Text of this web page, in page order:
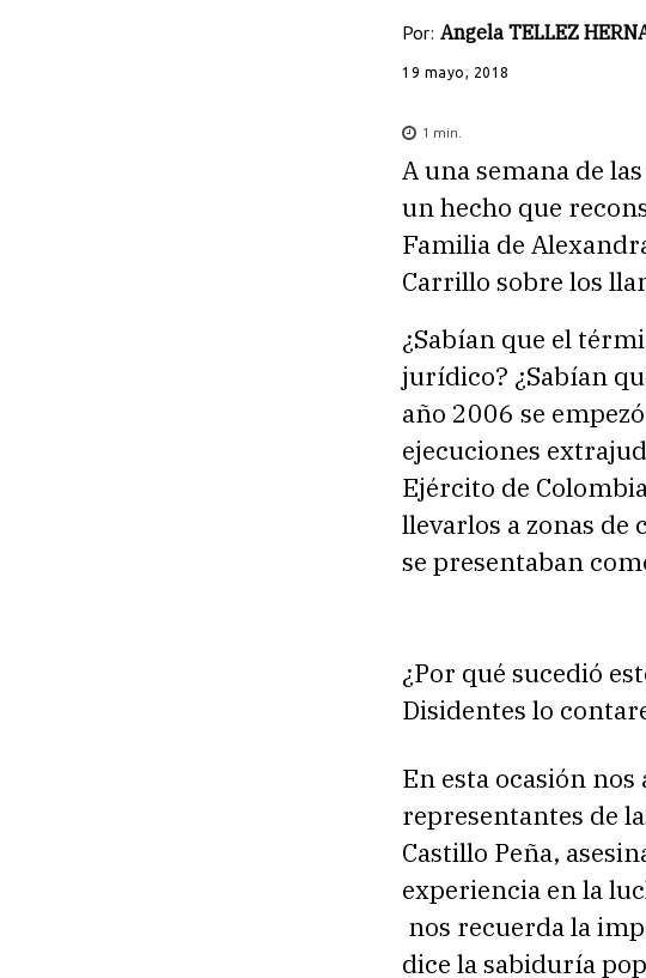
Por: Angela TELLEZ
19 mayo, 2018
1 min.
A una semana de
un hecho que
Familia de
Carrillo sobre los
¿Sabían que el
jurídico? ¿Sabían
año 2006 se
ejecuciones
Ejército de
llevarlos a zonas de
se presentaban
¿Por qué sucedió
Disidentes lo
En esta ocasión
representantes de
Castillo Peña,
experiencia en la
nos recuerda la
dice la sabiduría